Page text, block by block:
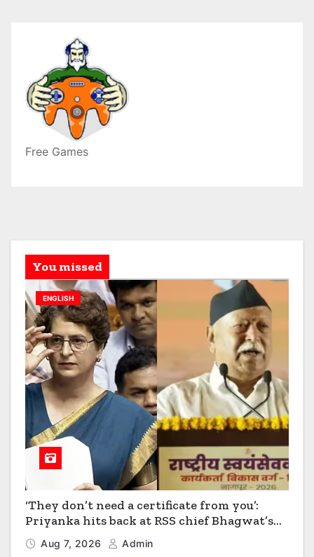
Free Games
You missed
ENGLISH
‘They don’t need a certificate from you’:
Priyanka hits back at RSS chief Bhagwat’s
Gen Z outreach | India News
Aug 7, 2026 Admin